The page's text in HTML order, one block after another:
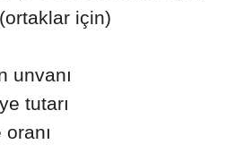
için)
unvanı
tutarı